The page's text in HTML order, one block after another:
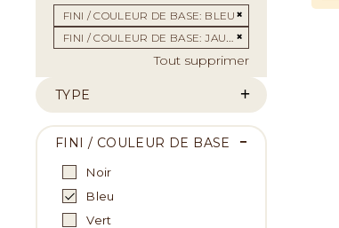
FINI / COULEUR DE BASE BLEU
Supprimer cet
FINI / COULEUR DE BASE JAUNE
Tout supprimer
TYPE
FINI / COULEUR DE BASE
Noir
Bleu
Vert